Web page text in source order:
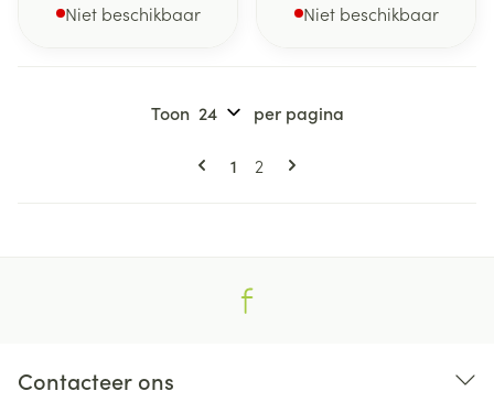
Niet beschikbaar Niet beschikbaar
Pagina's
U lees momenteel pagina
1 Pagina
2
Toon per pagina
Contacteer ons